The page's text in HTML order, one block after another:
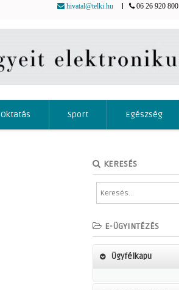
hivatal@telki.hu 06 26 920 800
Oktatás Sport Egészség
KERESÉS
E-ÜGYINTÉZÉS
Ügyfélkapu